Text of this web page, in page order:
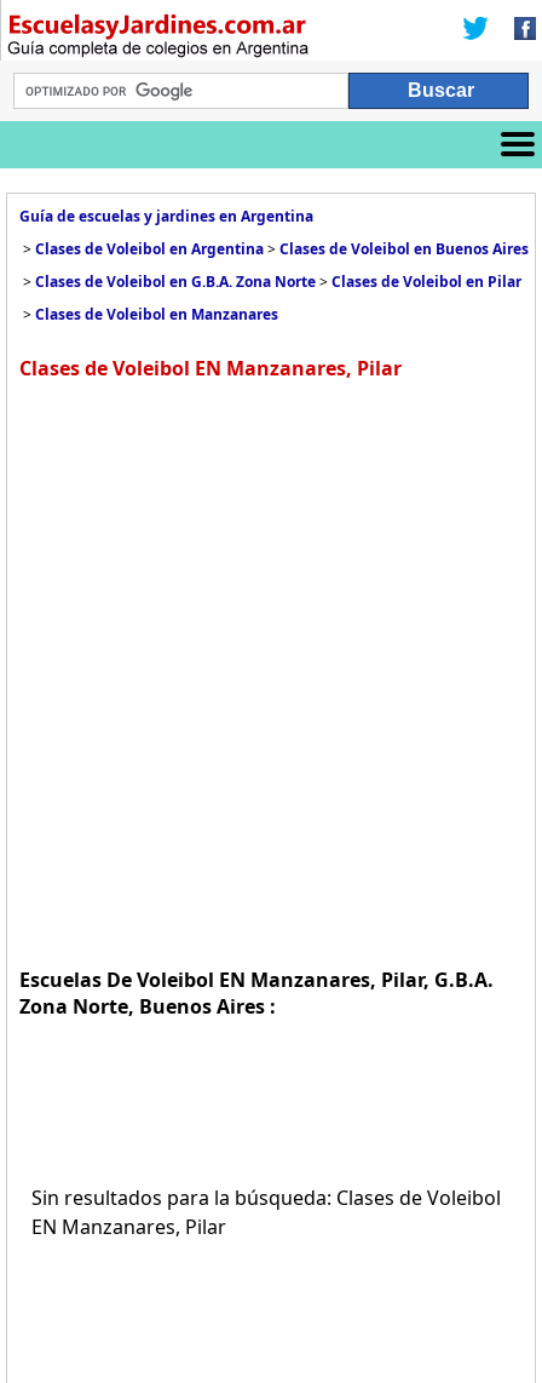
Guía de escuelas y jardines en Argentina
>Clases de Voleibol en Argentina>Clases de Voleibol en Buenos Aires
>Clases de Voleibol en G.B.A. Zona Norte>Clases de Voleibol en Pilar
>Clases de Voleibol en Manzanares
Clases de Voleibol EN Manzanares, Pilar
Escuelas De Voleibol EN Manzanares, Pilar, G.B.A.
Zona Norte, Buenos Aires :
Sin resultados para la búsqueda: Clases de Voleibol
EN Manzanares, Pilar